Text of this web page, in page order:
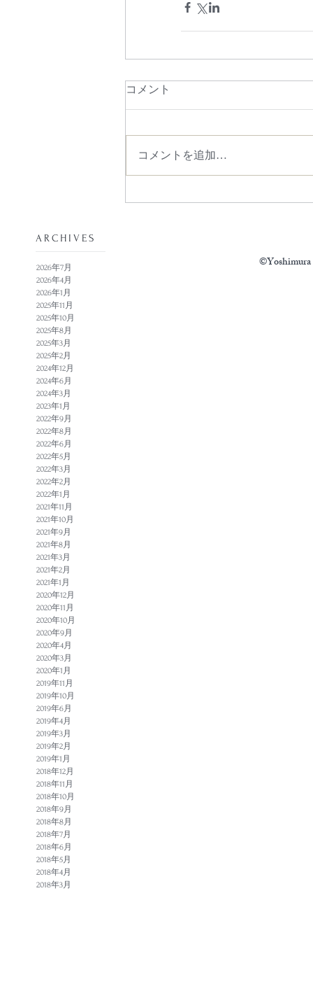
コメント
コメントを追加…
​ARCHIVES
2026年7月
2026年4月
2026年1月
2025年11月
2025年10月
2025年8月
2025年3月
2025年2月
2024年12月
2024年6月
2024年3月
2023年1月
2022年9月
2022年8月
2022年6月
2022年5月
2022年3月
2022年2月
2022年1月
2021年11月
2021年10月
2021年9月
2021年8月
2021年3月
2021年2月
2021年1月
2020年12月
2020年11月
2020年10月
2020年9月
2020年4月
2020年3月
2020年1月
2019年11月
2019年10月
2019年6月
2019年4月
2019年3月
2019年2月
2019年1月
2018年12月
2018年11月
2018年10月
2018年9月
2018年8月
2018年7月
2018年6月
2018年5月
2018年4月
2018年3月
©Yoshimura